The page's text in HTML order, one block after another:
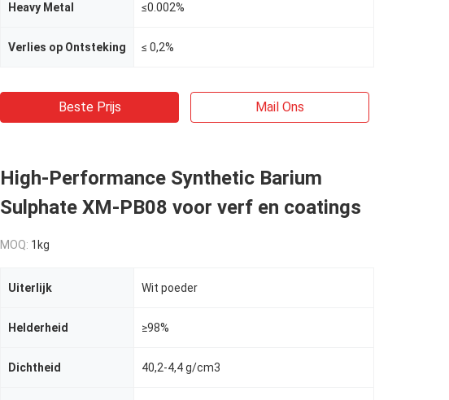
Heavy Metal ≤0.002%
Verlies op Ontsteking ≤ 0,2%
Beste Prijs Mail Ons
High-Performance Synthetic Barium
Sulphate XM-PB08 voor verf en coatings
MOQ: 1kg
Uiterlijk Wit poeder
Helderheid ≥98%
Dichtheid 40,2-4,4 g/cm3